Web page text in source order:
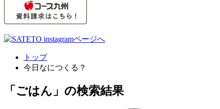
トップ
今日なにつくる？
「ごはん」の検索結果